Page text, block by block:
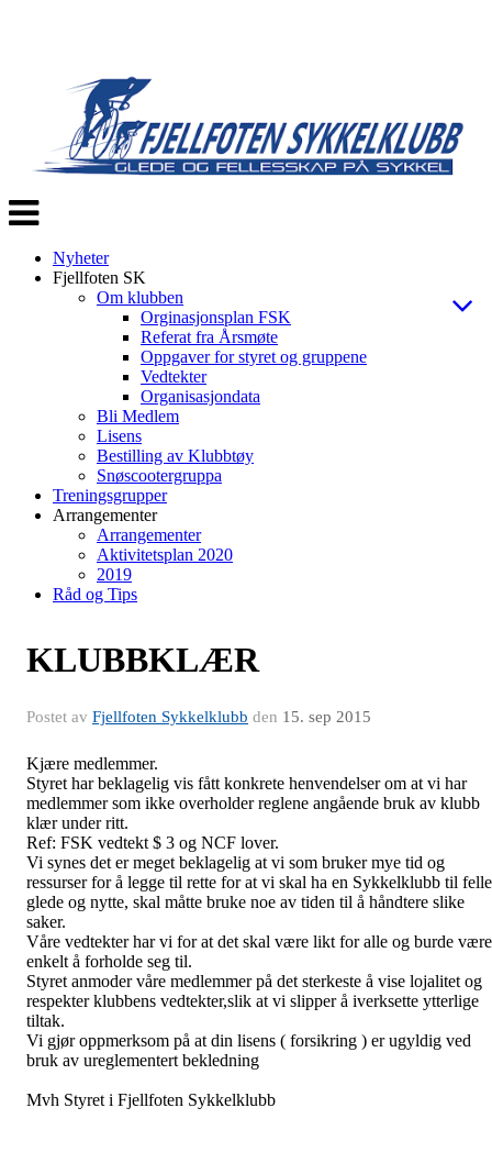
Veksle
navigasjon
Nyheter
Fjellfoten SK
Om klubben
Orginasjonsplan FSK
Referat fra Årsmøte
Oppgaver for styret og gruppene
Vedtekter
Organisasjondata
Bli Medlem
Lisens
Bestilling av Klubbtøy
Snøscootergruppa
Treningsgrupper
Arrangementer
Arrangementer
Aktivitetsplan 2020
2019
Råd og Tips
KLUBBKLÆR
Postet av Fjellfoten Sykkelklubb den 15. sep 2015
Kjære medlemmer.
Styret har beklagelig vis fått konkrete henvendelser om at vi har
medlemmer som ikke overholder reglene angående bruk av klubb
klær under ritt.
Ref: FSK vedtekt $ 3 og NCF lover.
Vi synes det er meget beklagelig at vi som bruker mye tid og
ressurser for å legge til rette for at vi skal ha en Sykkelklubb til
glede og nytte, skal måtte bruke noe av tiden til å håndtere slike
saker.
Våre vedtekter har vi for at det skal være likt for alle og burde være
enkelt å forholde seg til.
Styret anmoder våre medlemmer på det sterkeste å vise lojalitet og
respekter klubbens vedtekter,slik at vi slipper å iverksette ytterlige
tiltak.
Vi gjør oppmerksom på at din lisens ( forsikring ) er ugyldig ved
bruk av ureglementert bekledning
Mvh Styret i Fjellfoten Sykkelklubb